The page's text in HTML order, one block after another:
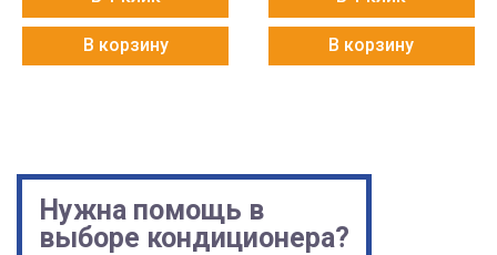
В корзину В корзину
Нужна помощь в
выборе кондиционера?